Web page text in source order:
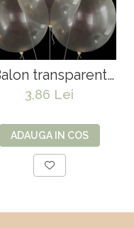
transparent
jumbo - 80 cm
3,86 Lei
ADAUGA IN COS